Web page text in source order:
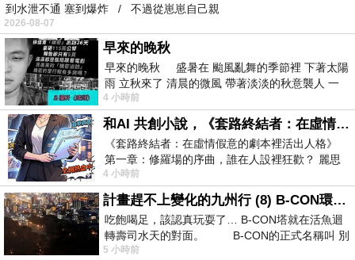
這一座由沙和土堆積而成的「善字王國」，是
否有這種潛在危機呢？大家努力栽樹、植
苗……，付出心血，所建造的美麗、慈悲的
「功德林」牢固嗎？
世界上的人真的都想做好人、做好事，做好父
母、做好夫妻、做好工作……，那一個人不想
成功，讓人家尊敬呢？
但是，人在其聰明智慧中，都一定會有疏忽而
到水泄不通 塞到爆炸 / 不過從崽崽自己親
2026-08-07
早來的晚秋
早來的晚秋 盛暑在 颱風亂舞的季節裡 下著太陽
雨 立秋來了 清晨的微風 帶著淡淡的秋意襲人 一
下子 又被赤
4 小時前
和AI 共創小說，《套路終結者：在虛情假意的劇本裡活出人格》
《套路終結者：在虛情假意的劇本裡活出人格》
第一章：修羅場的序曲，誰在人設裡狂歡？ 麗思
卡爾頓酒店的總統套房內，燈光昏
4 小時前
計畫趕不上變化的九州行 (8) B-CON環球塔
吃飽喝足，該認真玩耍了… B-CON塔就在活魚迴
轉壽司水天的對面。 B-CON的正式名稱叫 別
5 小時前